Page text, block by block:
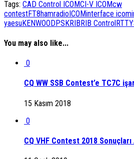
Tags: CAD Control ICOMCI-V ICOMcw
contestFT8hamradioICOMinterface icom
yaesuKENWOODPSKRIBRIB ControlRTTY
You may also like...
0
CQ WW SSB Contest’e TC7C
15 Kasım 2018
0
CQ VHF Contest 2018 Sonuçları